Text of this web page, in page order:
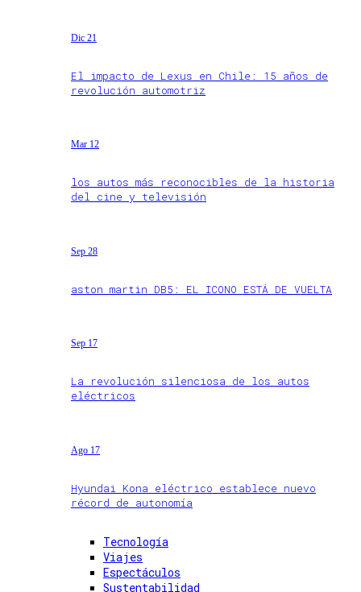
Dic 21
El impacto de Lexus en Chile: 15 años de
revolución automotriz
Mar 12
los autos más reconocibles de la historia
del cine y televisión
Sep 28
aston martin DB5: EL ICONO ESTÁ DE VUELTA
Sep 17
La revolución silenciosa de los autos
eléctricos
Ago 17
Hyundai Kona eléctrico establece nuevo
récord de autonomía
Tecnología
Viajes
Espectáculos
Sustentabilidad